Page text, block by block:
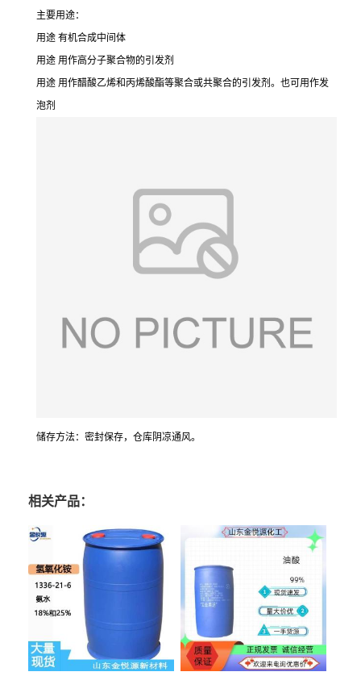
主要用途：
用途 有机合成中间体
用途 用作高分子聚合物的引发剂
用途 用作醋酸乙烯和丙烯酸酯等聚合或共聚合的引发剂。也可用作发
泡剂
储存方法：密封保存，仓库阴凉通风。
相关产品：